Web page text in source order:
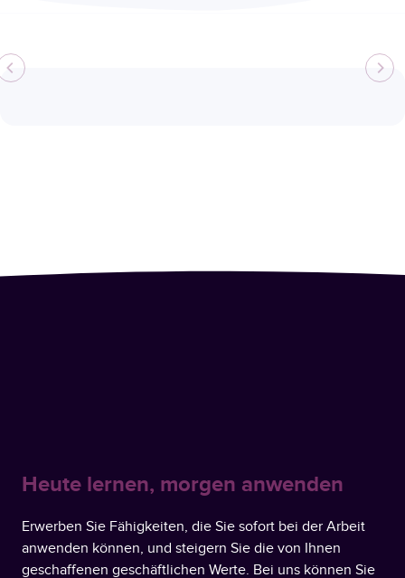
Heute lernen, morgen anwenden
Erwerben Sie Fähigkeiten, die Sie sofort bei der Arbeit
anwenden können, und steigern Sie die von Ihnen
geschaffenen geschäftlichen Werte. Bei uns können Sie